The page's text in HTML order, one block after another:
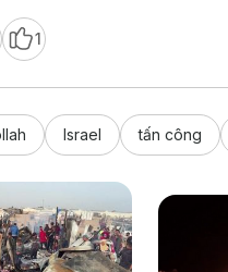
1
Israel tấn công